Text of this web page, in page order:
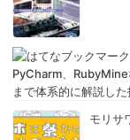
モリサ